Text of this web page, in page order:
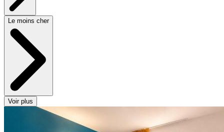
Le moins cher
Voir plus